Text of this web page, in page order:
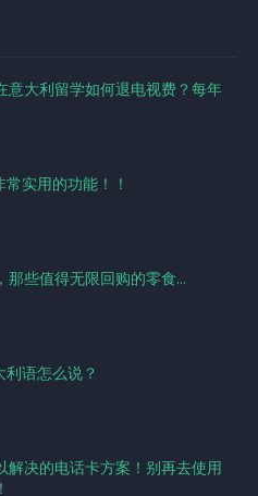
意大利留学如何退电视费？每年
实用的功能！！
那些值得无限回购的零食...
利语怎么说？
解决的电话卡方案！别再去使用